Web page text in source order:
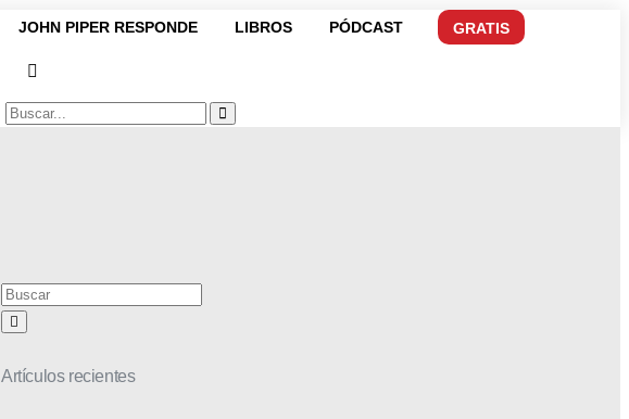
JOHN PIPER RESPONDE LIBROS PÓDCAST GRATIS
Artículos recientes